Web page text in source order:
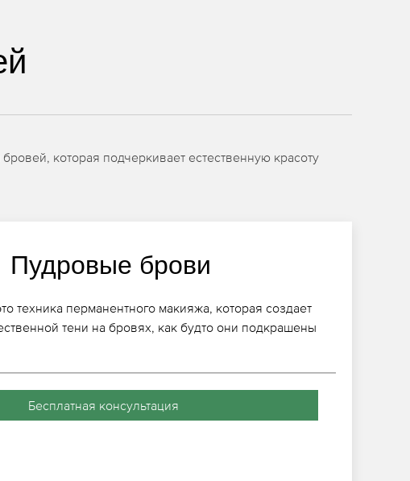
которая подчеркивает естественную красоту
Пудровые брови
техника перманентного макияжа, которая создает
тени на бровях, как будто они подкрашены
Бесплатная консультация